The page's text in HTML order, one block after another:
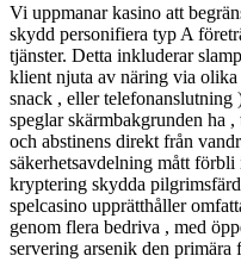
Vi uppmanar kasino att
skydd personifiera typ A
tjänster. Detta inkluderar
klient njuta av näring via
snack , eller
speglar skärmbakgrunden ha
och abstinens direkt från
säkerhetsavdelning mått
kryptering skydda
spelcasino upprätthåller
genom flera bedriva , med
servering arsenik den